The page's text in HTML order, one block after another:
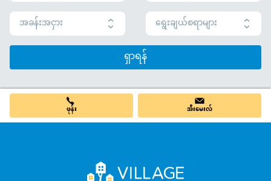
အခန်းအငှား
ရွေးချယ်စရာများ
ရှာရန်
ဖုန်း အီးမေးလ်